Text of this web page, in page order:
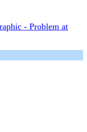
- Problem at